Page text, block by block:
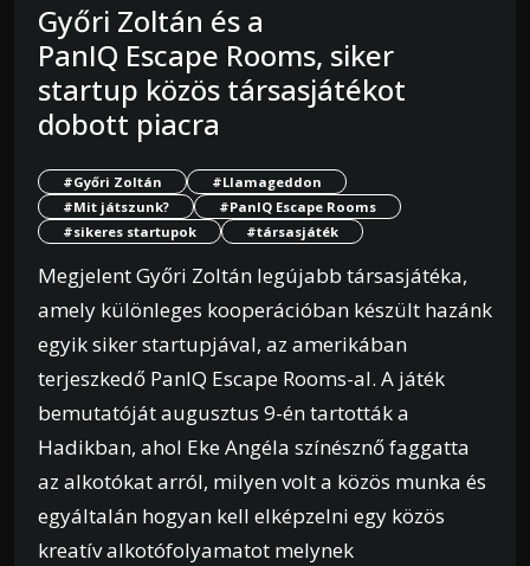
Győri Zoltán és a
PanIQ Escape Rooms, siker
startup közös társasjátékot
dobott piacra
#Győri Zoltán
#Llamageddon
#Mit játszunk?
#PanIQ Escape Rooms
#sikeres startupok
#társasjáték
Megjelent Győri Zoltán legújabb társasjátéka,
amely különleges kooperációban készült hazánk
egyik siker startupjával, az amerikában
terjeszkedő PanIQ Escape Rooms-al. A játék
bemutatóját augusztus 9-én tartották a
Hadikban, ahol Eke Angéla színésznő faggatta
az alkotókat arról, milyen volt a közös munka és
egyáltalán hogyan kell elképzelni egy közös
kreatív alkotófolyamatot melynek